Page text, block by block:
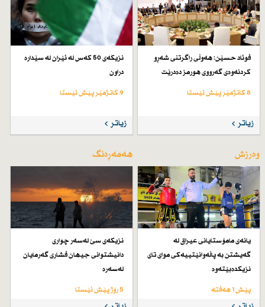
فوئاد حسێن: هەوڵی راگرتنی شەڕو
كردنەوەی گەرووی هورمز دەدرێت
8 کاتژمێر پێش ئێستا
زیاتر
نزیكەی 50 كەس لە ئێران لە سێدارە
دراون
9 کاتژمێر پێش ئێستا
زیاتر
وەرزش
یانەی مامۆستایانی عیراق لە
گەیشتن بە پاڵەوانێتییەكی موای تای
نزیكدەبێتەوە
پێش 1 هەفتە
هەمەڕەنگ
نزیكەی سێ لەسەر چواری
دانیشتوانی جیهان فشاری گەرمایان
لەسەرە
5 رۆژ پێش ئێستا